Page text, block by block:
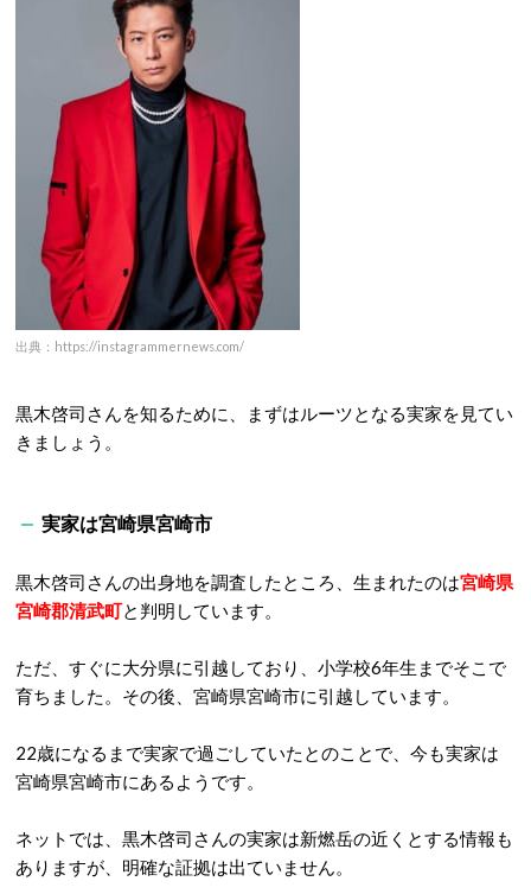
出典：https://instagrammernews.com/
黒木啓司さんを知るために、まずはルーツとなる実家を見てい
きましょう。
実家は宮崎県宮崎市
黒木啓司さんの出身地を調査したところ、生まれたのは宮崎県
宮崎郡清武町と判明しています。
ただ、すぐに大分県に引越しており、小学校6年生までそこで
育ちました。その後、宮崎県宮崎市に引越しています。
22歳になるまで実家で過ごしていたとのことで、今も実家は
宮崎県宮崎市にあるようです。
ネットでは、黒木啓司さんの実家は新燃岳の近くとする情報も
ありますが、明確な証拠は出ていません。